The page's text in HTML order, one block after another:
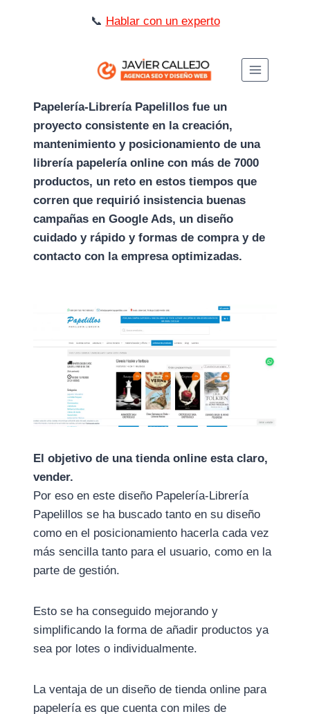
📞 Hablar con un experto
Papelería-Librería Papelillos fue un
proyecto consistente en la creación,
mantenimiento y posicionamiento de una
librería papelería online con más de 7000
productos, un reto en estos tiempos que
corren que requirió insistencia buenas
campañas en Google Ads, un diseño
cuidado y rápido y formas de compra y de
contacto con la empresa optimizadas.
El objetivo de una tienda online esta claro,
vender.
Por eso en este diseño Papelería-Librería
Papelillos se ha buscado tanto en su diseño
como en el posicionamiento hacerla cada vez
más sencilla tanto para el usuario, como en la
parte de gestión.
Esto se ha conseguido mejorando y
simplificando la forma de añadir productos ya
sea por lotes o individualmente.
La ventaja de un diseño de tienda online para
papelería es que cuenta con miles de